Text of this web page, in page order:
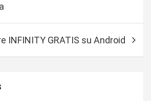
INFINITY GRATIS su Android